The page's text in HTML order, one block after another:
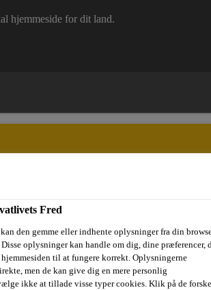
hjemmeside for dit land.
Fred
den gemme eller indhente oplysninger fra din
oplysninger kan handle om dig, dine præferencer,
til at fungere korrekt. Oplysningerne
men de kan give dig en mere personlig
ikke at tillade visse typer cookies. Klik på de